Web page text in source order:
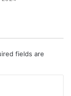
fields are